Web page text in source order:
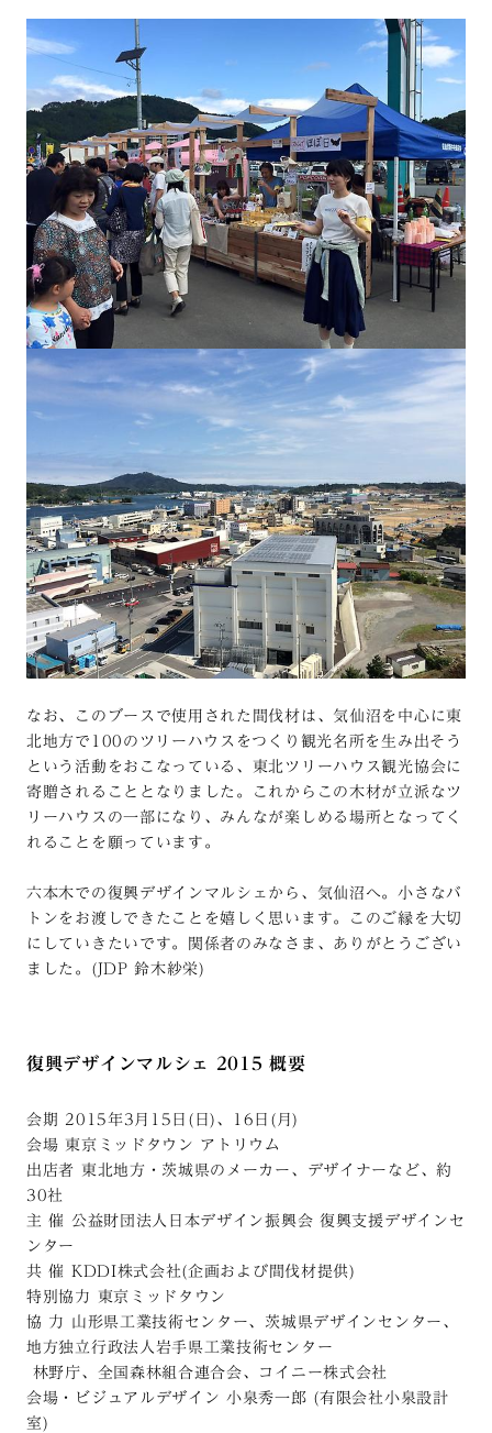
なお、このブースで使用された間伐材は、気仙沼を中心に東
北地方で100のツリーハウスをつくり観光名所を生み出そう
という活動をおこなっている、東北ツリーハウス観光協会に
寄贈されることとなりました。これからこの木材が立派なツ
リーハウスの一部になり、みんなが楽しめる場所となってく
れることを願っています。
六本木での復興デザインマルシェから、気仙沼へ。小さなバ
トンをお渡しできたことを嬉しく思います。このご縁を大切
にしていきたいです。関係者のみなさま、ありがとうござい
ました。(JDP 鈴木紗栄)
復興デザインマルシェ 2015 概要
会期 2015年3月15日(日)、16日(月)
会場 東京ミッドタウン アトリウム
出店者 東北地方・茨城県のメーカー、デザイナーなど、約
30社
主 催 公益財団法人日本デザイン振興会 復興支援デザインセ
ンター
共 催 KDDI株式会社(企画および間伐材提供)
特別協力 東京ミッドタウン
協 力 山形県工業技術センター、茨城県デザインセンター、
地方独立行政法人岩手県工業技術センター
林野庁、全国森林組合連合会、コイニー株式会社
会場・ビジュアルデザイン 小泉秀一郎 (有限会社小泉設計
室)